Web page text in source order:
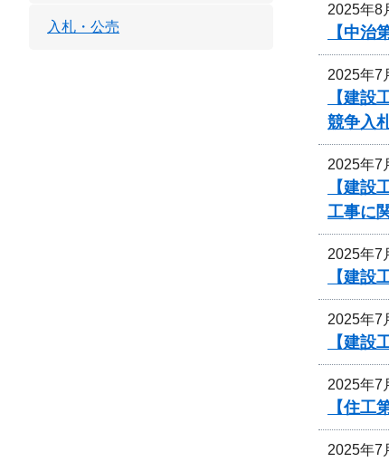
2025年8
【中
2025年7
【建
競争入
2025年7
【建
工事に
2025年7
【建設
2025年7
【建設
2025年7
【住工
2025年7
入札・公売